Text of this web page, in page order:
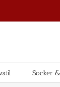
Socker